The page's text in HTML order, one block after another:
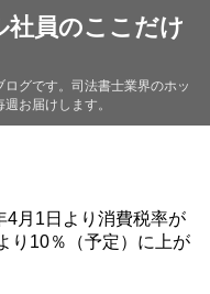
員のここだけ
グです。司法書士業界のホッ
お届けします。
4月1日より消費税率が
り10％（予定）に上が